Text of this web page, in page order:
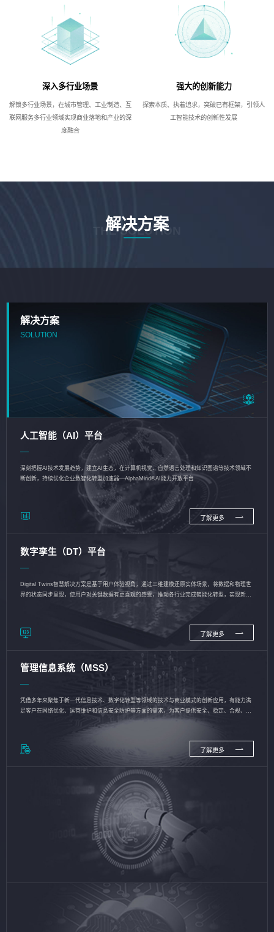
深入多行业场景
解锁多行业场景，在城市管理、工业制造、互
联网服务多行业领域实现商业落地和产业的深
度融合
强大的创新能力
探索本质、执着追求，突破已有框架，引领人
工智能技术的创新性发展
解决方案
THE SOLUTION
解决方案
SOLUTION
人工智能（AI）平台
深刻把握AI技术发展趋势，建立AI生态，在计算机视觉、自然语言处理和知识图谱等技术领域不
断创新，持续优化企业数智化转型加速器—AlphaMind®AI能力开放平台
了解更多
数字孪生（DT）平台
Digital Twins智慧解决方案是基于用户体验视角，通过三维建模还原实体场景，将数据和物理世
界的状态同步呈现，使用户对关键数据有更直观的感受，推动各行业完成智能化转型，实现新旧
了解更多
管理信息系统（MSS）
凭借多年来聚焦于新一代信息技术、数字化转型等领域的技术与商业模式的创新应用，有能力满
足客户在网络优化、运营维护和信息安全防护等方面的需求，为客户提供安全、稳定、合规、持
了解更多